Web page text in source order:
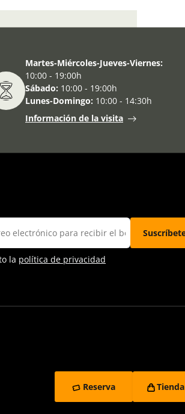
Martes-Miércoles-Jueves-Viernes:
10:00 - 19:00h
Sábado: 10:00 - 19:00h
Lunes-Domingo: 10:00 - 14:30h
Información de la visita
la política de privacidad
Reserva Tienda